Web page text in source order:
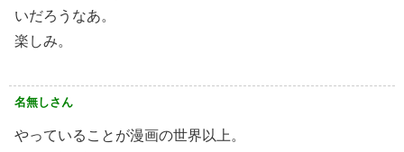
いだろうなあ。
楽しみ。
名無しさん
やっていることが漫画の世界以上。